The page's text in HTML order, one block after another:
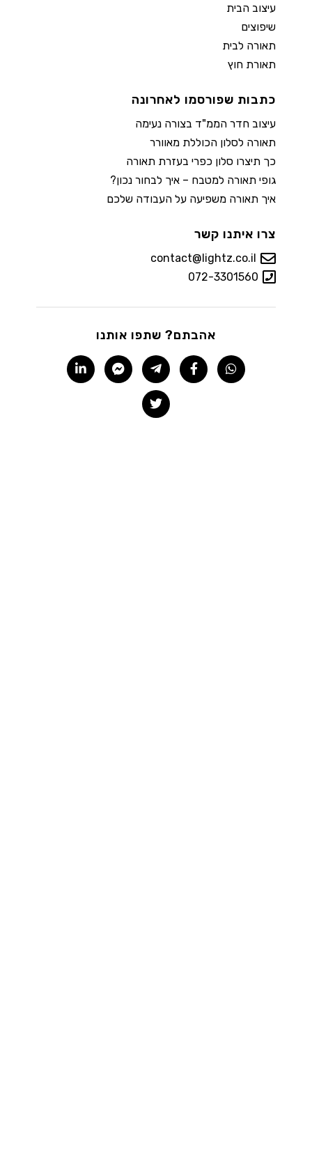
עיצוב הבית
שיפוצים
תאורה לבית
תאורת חוץ
כתבות שפורסמו לאחרונה
עיצוב חדר הממ"ד בצורה נעימה
תאורה לסלון הכוללת מאוורר
כך תיצרו סלון כפרי בעזרת תאורה
גופי תאורה למטבח – איך לבחור נכון?
איך תאורה משפיעה על העבודה שלכם
צרו איתנו קשר
contact@lightz.co.il
072-3301560
אהבתם? שתפו אותנו